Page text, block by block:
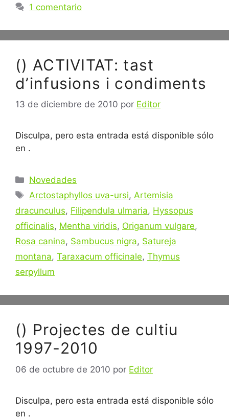
1 comentario
() ACTIVITAT: tast
d’infusions i condiments
13 de diciembre de 2010 por Editor
Disculpa, pero esta entrada está disponible sólo
en .
Categorías
Novedades
Etiquetas
Arctostaphyllos uva-ursi,Artemisia
dracunculus, Filipendula ulmaria, Hyssopus
officinalis, Mentha viridis, Origanum vulgare,
Rosa canina, Sambucus nigra, Satureja
montana, Taraxacum officinale, Thymus
serpyllum
() Projectes de cultiu
1997-2010
06 de octubre de 2010 por Editor
Disculpa, pero esta entrada está disponible sólo
en .